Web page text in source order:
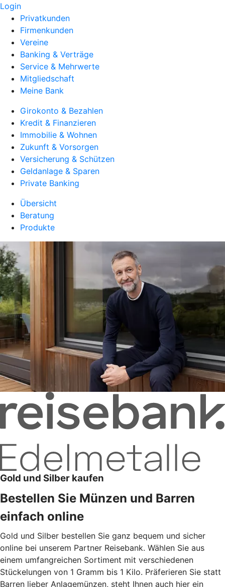
Login
Privatkunden
Firmenkunden
Vereine
Banking & Verträge
Service & Mehrwerte
Mitgliedschaft
Meine Bank
Girokonto & Bezahlen
Kredit & Finanzieren
Immobilie & Wohnen
Zukunft & Vorsorgen
Versicherung & Schützen
Geldanlage & Sparen
Private Banking
Übersicht
Beratung
Produkte
Gold und Silber kaufen
Bestellen Sie Münzen und Barren
einfach online
Gold und Silber bestellen Sie ganz bequem und sicher
online bei unserem Partner Reisebank. Wählen Sie aus
einem umfangreichen Sortiment mit verschiedenen
Stückelungen von 1 Gramm bis 1 Kilo. Präferieren Sie statt
Barren lieber Anlagemünzen, steht Ihnen auch hier ein